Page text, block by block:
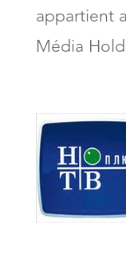
appartient
Média